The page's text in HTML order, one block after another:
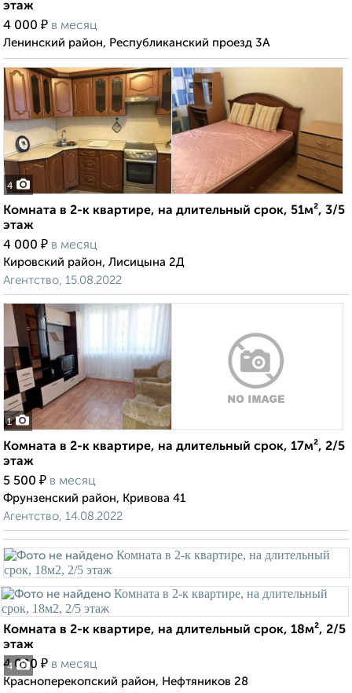
этаж
4 000 ₽ в месяц
Ленинский район, Республиканский проезд 3А
4
Комната в 2-к квартире, на длительный срок, 51м², 3/5
этаж
4 000 ₽ в месяц
Кировский район, Лисицына 2Д
Агентство, 15.08.2022
1
Комната в 2-к квартире, на длительный срок, 17м², 2/5
этаж
5 500 ₽ в месяц
Фрунзенский район, Кривова 41
Агентство, 14.08.2022
4
Комната в 2-к квартире, на длительный срок, 18м², 2/5
этаж
4 000 ₽ в месяц
Красноперекопский район, Нефтяников 28